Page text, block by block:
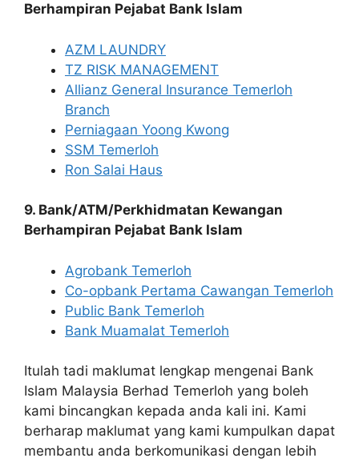
Berhampiran Pejabat Bank Islam
AZM LAUNDRY
TZ RISK MANAGEMENT
Allianz General Insurance Temerloh
Branch
Perniagaan Yoong Kwong
SSM Temerloh
Ron Salai Haus
9. Bank/ATM/Perkhidmatan Kewangan
Berhampiran Pejabat Bank Islam
Agrobank Temerloh
Co-opbank Pertama Cawangan Temerloh
Public Bank Temerloh
Bank Muamalat Temerloh
Itulah tadi maklumat lengkap mengenai Bank
Islam Malaysia Berhad Temerloh yang boleh
kami bincangkan kepada anda kali ini. Kami
berharap maklumat yang kami kumpulkan dapat
membantu anda berkomunikasi dengan lebih